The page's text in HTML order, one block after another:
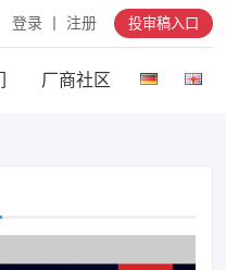
登录 丨 注册 投审稿入口
厂商社区